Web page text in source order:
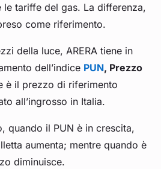
le tariffe del gas. La differenza,
come riferimento.
della luce, ARERA tiene in
dell’indice PUN, Prezzo
è il prezzo di riferimento
all’ingrosso in Italia.
quando il PUN è in crescita,
aumenta; mentre quando è
diminuisce.